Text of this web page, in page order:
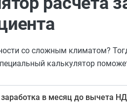
со сложным климатом?
калькулятор
в месяц до вычета